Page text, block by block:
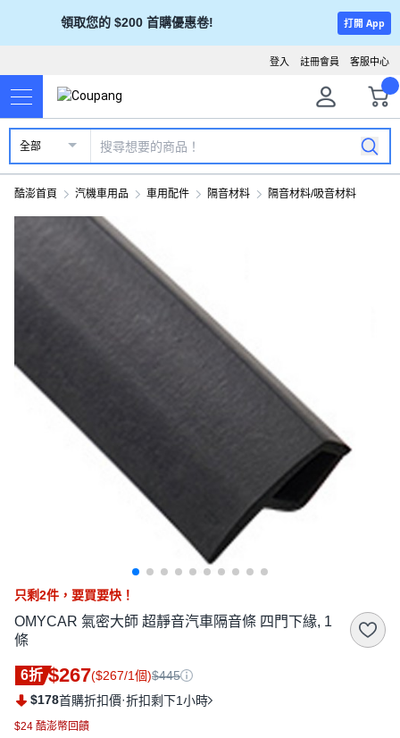
領取您的 $200 首購優惠卷! 打開 App
客服中心
註冊會員
登入
全部
酷澎首頁 汽機車用品 車用配件 隔音材料 隔音材料/吸音材料
只剩2件， 要買要快！
OMYCAR 氣密大師 超靜音汽車隔音條 四門下緣, 1
條
6折 $267($267/1個)$445
$178首購折扣價·折扣剩下1小時
$24 酷澎幣回饋